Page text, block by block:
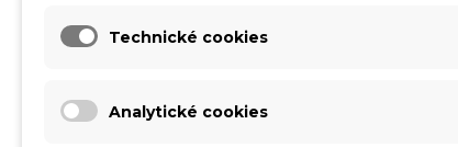
Kontakt
Technické cookies
Analytické cookies